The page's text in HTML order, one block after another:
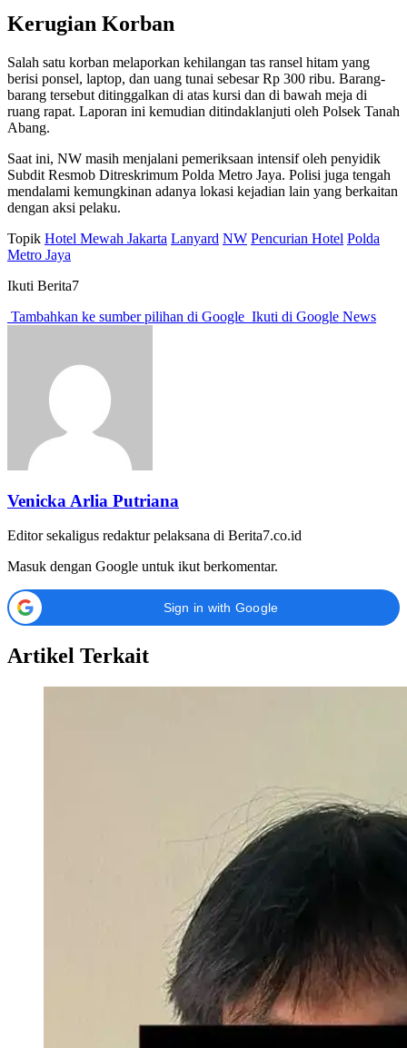
Kerugian Korban
Salah satu korban melaporkan kehilangan tas ransel hitam yang
berisi ponsel, laptop, dan uang tunai sebesar Rp 300 ribu. Barang-
barang tersebut ditinggalkan di atas kursi dan di bawah meja di
ruang rapat. Laporan ini kemudian ditindaklanjuti oleh Polsek Tanah
Abang.
Saat ini, NW masih menjalani pemeriksaan intensif oleh penyidik
Subdit Resmob Ditreskrimum Polda Metro Jaya. Polisi juga tengah
mendalami kemungkinan adanya lokasi kejadian lain yang berkaitan
dengan aksi pelaku.
Topik Hotel Mewah Jakarta Lanyard NW Pencurian Hotel Polda
Metro Jaya
Ikuti Berita7
Tambahkan ke sumber pilihan di Google Ikuti di Google News
Venicka Arlia Putriana
Editor sekaligus redaktur pelaksana di Berita7.co.id
Masuk dengan Google untuk ikut berkomentar.
Sign in with Google
Artikel Terkait